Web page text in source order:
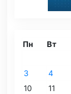
Пн Вт
3
4
10
11